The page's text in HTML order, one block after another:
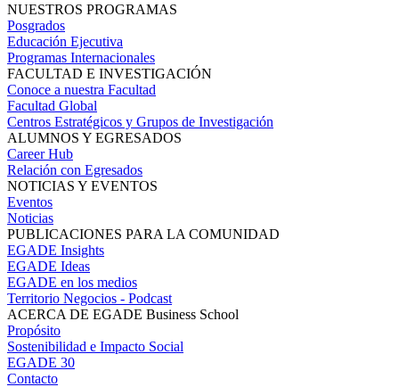
NUESTROS PROGRAMAS
Posgrados
Educación Ejecutiva
Programas Internacionales
FACULTAD E INVESTIGACIÓN
Conoce a nuestra Facultad
Facultad Global
Centros Estratégicos y Grupos de Investigación
ALUMNOS Y EGRESADOS
Career Hub
Relación con Egresados
NOTICIAS Y EVENTOS
Eventos
Noticias
PUBLICACIONES PARA LA COMUNIDAD
EGADE Insights
EGADE Ideas
EGADE en los medios
Territorio Negocios - Podcast
ACERCA DE EGADE Business School
Propósito
Sostenibilidad e Impacto Social
EGADE 30
Contacto